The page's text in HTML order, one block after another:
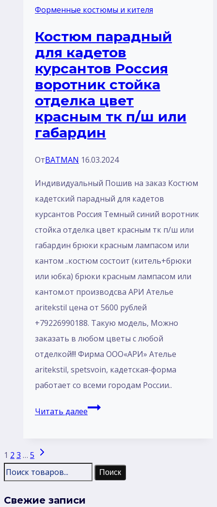
габардин
отложной
Форменные костюмы и кителя
Костюм парадный
для кадетов
курсантов Россия
воротник стойка
отделка цвет
красным тк п/ш или
габардин
ОтBATMAN 16.03.2024
Индивидуальный Пошив на заказ Костюм
кадетский парадный для кадетов
курсантов Россия Темный синий воротник
стойка отделка цвет красным тк п/ш или
габардин брюки красным лaмпасом или
кантом ..костюм состоит (китель+брюки
или юбка) брюки красным лaмпасом или
кантом.от производсва АРИ Ателье
aritekstil цена от 5600 рублей
+79226990188. Такую модель, Mожно
заказать в любом цветы с любой
отделкой!!! Фирма ООО«АРИ» Ателье
aritekstil, spetsvoin, кадетская-форма
работает со всеми городам России..
Читать далееКостюм
курсантов
Навигация
по
страницам
1 2 3 … 5 Следующая
страница
Поиск
Свежие записи